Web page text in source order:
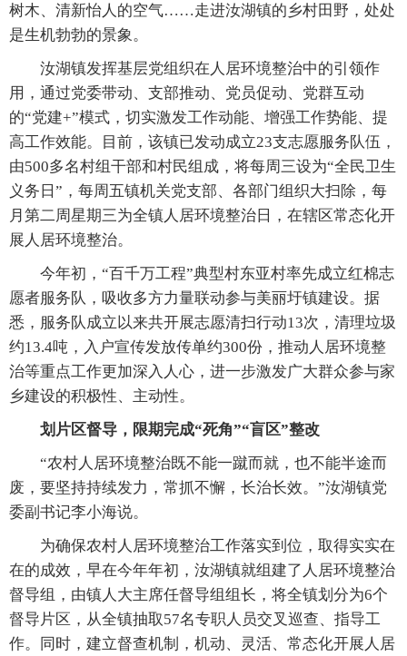
树木、清新怡人的空气……走进汝湖镇的乡村田野，处处
是生机勃勃的景象。
汝湖镇发挥基层党组织在人居环境整治中的引领作
用，通过党委带动、支部推动、党员促动、党群互动
的“党建+”模式，切实激发工作动能、增强工作势能、提
高工作效能。目前，该镇已发动成立23支志愿服务队伍，
由500多名村组干部和村民组成，将每周三设为“全民卫生
义务日”，每周五镇机关党支部、各部门组织大扫除，每
月第二周星期三为全镇人居环境整治日，在辖区常态化开
展人居环境整治。
今年初，“百千万工程”典型村东亚村率先成立红棉志
愿者服务队，吸收多方力量联动参与美丽圩镇建设。据
悉，服务队成立以来共开展志愿清扫行动13次，清理垃圾
约13.4吨，入户宣传发放传单约300份，推动人居环境整
治等重点工作更加深入人心，进一步激发广大群众参与家
乡建设的积极性、主动性。
划片区督导，限期完成“死角”“盲区”整改
“农村人居环境整治既不能一蹴而就，也不能半途而
废，要坚持持续发力，常抓不懈，长治长效。”汝湖镇党
委副书记李小海说。
为确保农村人居环境整治工作落实到位，取得实实在
在的成效，早在今年年初，汝湖镇就组建了人居环境整治
督导组，由镇人大主席任督导组组长，将全镇划分为6个
督导片区，从全镇抽取57名专职人员交叉巡查、指导工
作。同时，建立督查机制，机动、灵活、常态化开展人居